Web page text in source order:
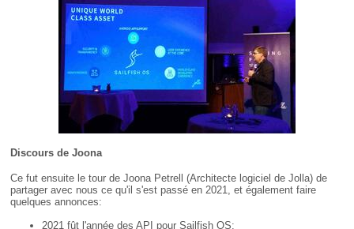
Discours de Joona
Ce fut ensuite le tour de Joona Petrell (Architecte logiciel de Jolla) de
partager avec nous ce qu'il s'est passé en 2021, et également faire
quelques annonces:
2021 fût l'année des API pour Sailfish OS: